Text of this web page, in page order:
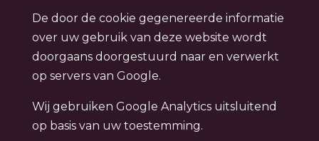
De door de cookie gegenereerde informatie
over uw gebruik van deze website wordt
doorgaans doorgestuurd naar en verwerkt
op servers van Google.
Wij gebruiken Google Analytics uitsluitend
op basis van uw toestemming.